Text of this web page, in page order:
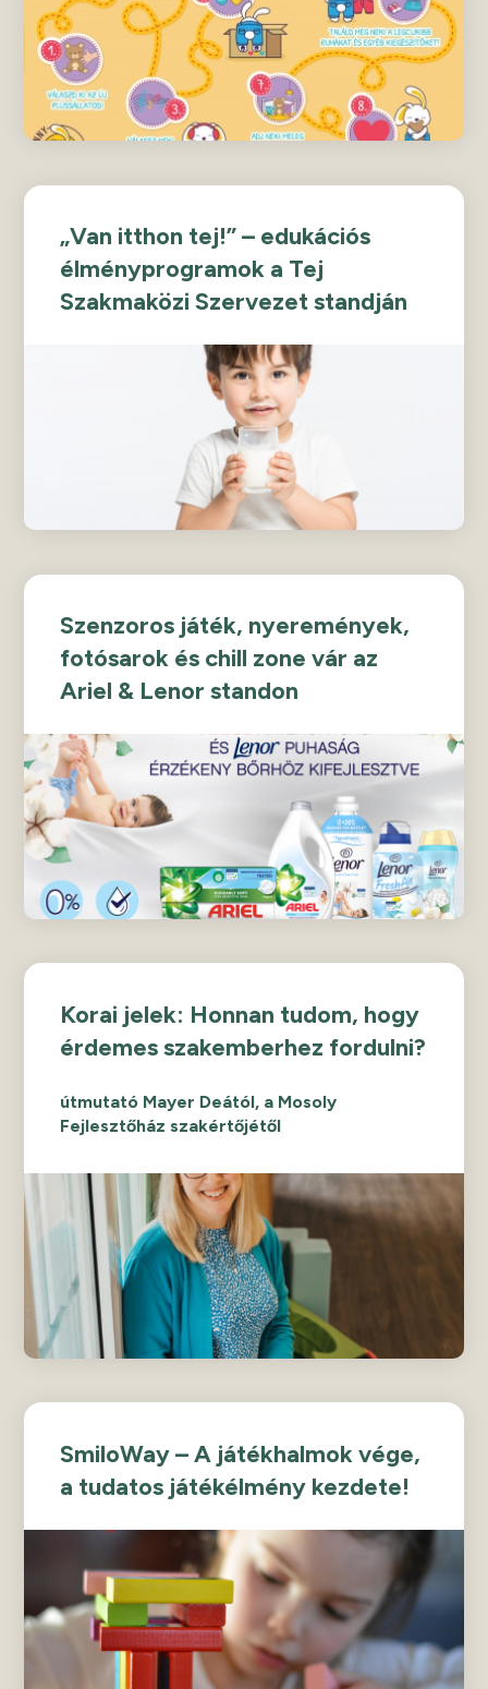
„Van itthon tej!” – edukációs
élményprogramok a Tej
Szakmaközi Szervezet standján
Szenzoros játék, nyeremények,
fotósarok és chill zone vár az
Ariel & Lenor standon
Korai jelek: Honnan tudom, hogy
érdemes szakemberhez fordulni?
útmutató Mayer Deától, a Mosoly
Fejlesztőház szakértőjétől
SmiloWay – A játékhalmok vége,
a tudatos játékélmény kezdete!